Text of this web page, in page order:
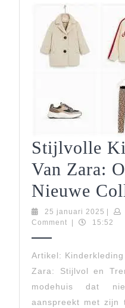
Stijlvolle
Van Zara:
Nieuwe
25 januari 2025 25
|
Comment
| 15:52
Artikel:
Zara: Stijlvol en
modehuis dat
aanspreekt met zijn